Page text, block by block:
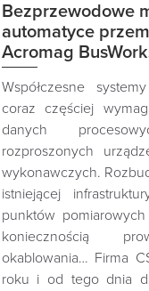
Bezprzewodowe
automatyce
Acromag
Współczesne
coraz częściej
danych
rozproszonych
wykonawczych.
istniejącej
punktów
koniecznością
okablowania… Firma
roku i od tego dnia